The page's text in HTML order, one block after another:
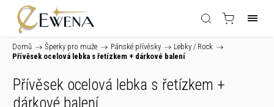
Domů / Šperky pro muže / Pánské přívěsky / Lebky / Rock /
Přívěsek ocelová lebka s řetízkem + dárkové balení
Přívěsek ocelová lebka s řetízkem +
dárkové balení